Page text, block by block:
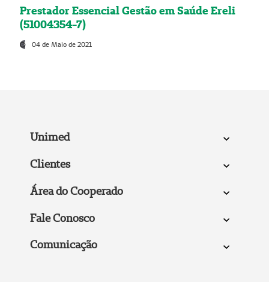
Prestador Essencial Gestão em Saúde Ereli
(51004354-7)
04 de Maio de 2021
Unimed
Clientes
Área do Cooperado
Fale Conosco
Comunicação